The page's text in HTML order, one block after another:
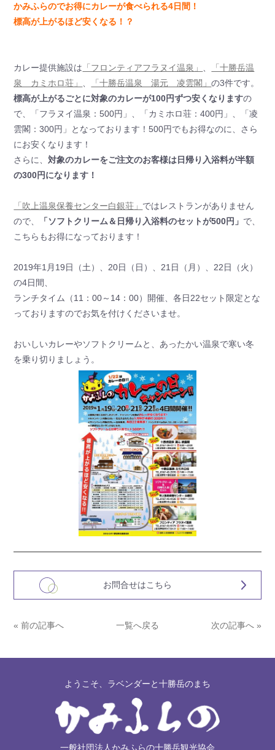
かみふらのでお得にカレーが食べられる4日間！
標高が上がるほど安くなる！？
カレー提供施設は 「フロンティアフラヌイ温泉」
「十勝岳温
泉 カミホロ荘」
「十勝岳温泉 湯元 凌雲閣」の3件です。
標高が上がるごとに対象のカレーが100円ずつ安くなりますの
で、「フラヌイ温泉：500円」、「カミホロ荘：400円」、「凌
雲閣：300円」となっております！500円でもお得なのに、さら
にお安くなります！
さらに、対象のカレーをご注文のお客様は日帰り入浴料が半額
の300円になります！
「吹上温泉保養センター白銀荘」 ではレストランがありません
ので、
「ソフトクリーム＆日帰り入浴料のセットが500円」 で、
こちらもお得になっております！
2019年1月19日（土）、20日（日）、21日（月）、22日（火）
の4日間、
ランチタイム（11：00～14：00）開催、各日22セット限定とな
っておりますのでお気を付けくださいませ。
おいしいカレーやソフトクリームと、あったかい温泉で寒い冬
を乗り切りましょう。
お問合せはこちら
« 前の記事へ 一覧へ戻る 次の記事へ »
ようこそ、ラベンダーと十勝岳のまち
一般社団法人かみふらの十勝岳観光協会